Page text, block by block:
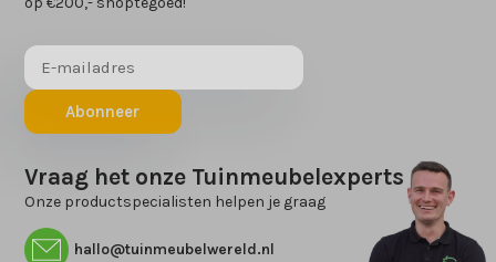
Abonneer
Vraag het onze Tuinmeubelexperts
Onze productspecialisten helpen je graag
hallo@tuinmeubelwereld.nl